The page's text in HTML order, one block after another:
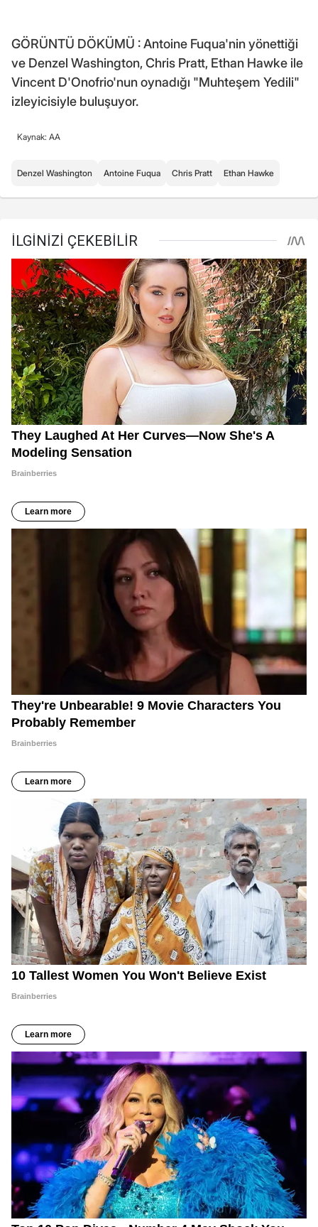
GÖRÜNTÜ DÖKÜMÜ : Antoine Fuqua'nin yönettiği
ve Denzel Washington, Chris Pratt, Ethan Hawke ile
Vincent D'Onofrio'nun oynadığı "Muhteşem Yedili"
izleyicisiyle buluşuyor.
Kaynak: AA
Denzel Washington Antoine Fuqua Chris Pratt Ethan Hawke